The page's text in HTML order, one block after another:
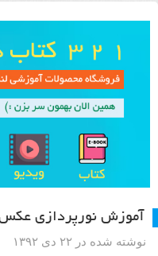
آموزش نورپردازی
نوشته شده در ۲۲ دی ۱۳۹۲